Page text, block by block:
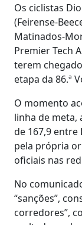
Os ciclistas
(Feirense-
Matinados-
Premier Tech
terem
etapa da 86.ª
O momento
linha de meta,
de 167,9 entre
pela própria
oficiais nas
No
“sanções”,
corredores”,